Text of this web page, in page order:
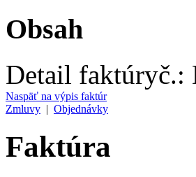
Obsah
Detail faktúryč.:
Naspäť na výpis faktúr
Zmluvy | Objednávky
Faktúra